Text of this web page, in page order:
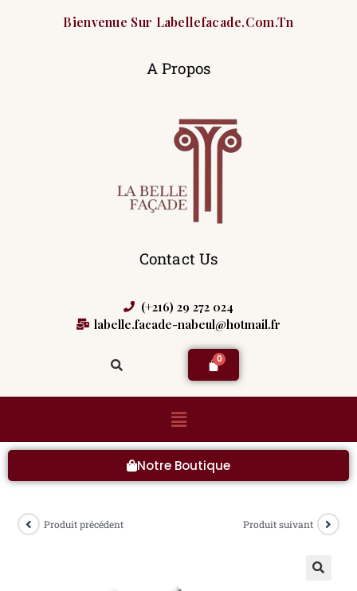
Bienvenue Sur Labellefacade.com.tn
A Propos
Contact Us
(+216) 29 272 024
labelle.facade-nabeul@hotmail.fr
Notre Boutique
Produit précédent Produit suivant